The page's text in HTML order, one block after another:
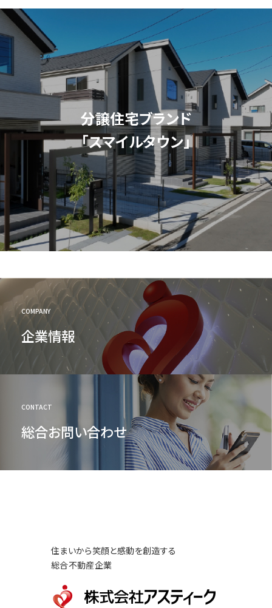
分譲住宅ブランド
「スマイルタウン」
COMPANY
企業情報
CONTACT
総合お問い合わせ
住まいから笑顔と感動を創造する
総合不動産企業